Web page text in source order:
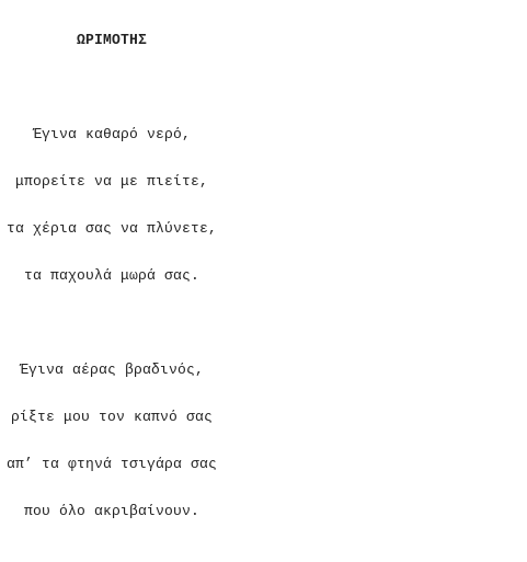
ΩΡΙΜΟΤΗΣ
Έγινα καθαρό νερό,
μπορείτε να με πιείτε,
τα χέρια σας να πλύνετε,
τα παχουλά μωρά σας.
Έγινα αέρας βραδινός,
ρίξτε μου τον καπνό σας
απ’ τα φτηνά τσιγάρα σας
που όλο ακριβαίνουν.